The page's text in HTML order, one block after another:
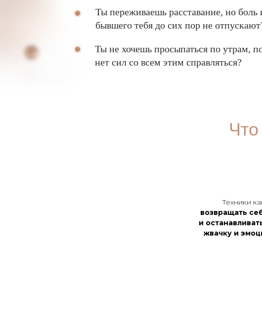
Ты переживаешь расставание, но боль
бывшего тебя до сих пор не
Ты не хочешь просыпаться по утрам,
нет сил со всем этим справляться?
Техники
возвращать
и
жвачку и